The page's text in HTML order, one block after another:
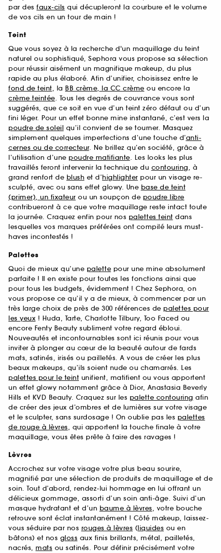
par des faux-cils qui décupleront la courbure et le volume
de vos cils en un tour de main !
Teint
Que vous soyez à la recherche d'un maquillage du teint
naturel ou sophistiqué, Sephora vous propose sa sélection
pour réussir aisément un magnifique makeup, du plus
rapide au plus élaboré. Afin d’unifier, choisissez entre le
fond de teint, la BB crème, la CC crème ou encore la
crème teintée. Tous les degrés de couvrance vous sont
suggérés, que ce soit en vue d’un teint zéro défaut ou d’un
fini léger. Pour un effet bonne mine instantané, c’est vers la
poudre de soleil qu’il convient de se tourner. Masquez
simplement quelques imperfections d’une touche d’anti-
cernes ou de correcteur. Ne brillez qu’en société, grâce à
l’utilisation d’une poudre matifiante. Les looks les plus
travaillés feront intervenir la technique du contouring, à
grand renfort de blush et d’highlighter pour un visage re-
sculpté, avec ou sans effet glowy. Une base de teint
(primer), un fixateur ou un soupçon de poudre libre
contribueront à ce que votre maquillage reste intact toute
la journée. Craquez enfin pour nos palettes teint dans
lesquelles vos marques préférées ont compilé leurs must-
haves incontestés !
Palettes
Quoi de mieux qu’une palette pour une mine absolument
parfaite ! Il en existe pour toutes les fonctions ainsi que
pour tous les budgets, évidemment ! Chez Sephora, on
vous propose ce qu’il y a de mieux, à commencer par un
très large choix de près de 300 références de palettes pour
les yeux ! Huda, Tarte, Charlotte Tilbury, Too Faced ou
encore Fenty Beauty subliment votre regard ébloui.
Nouveautés et incontournables sont ici réunis pour vous
inviter à plonger au cœur de la beauté autour de fards
mats, satinés, irisés ou pailletés. A vous de créer les plus
beaux makeups, qu’ils soient nude ou chamarrés. Les
palettes pour le teint unifient, matifient ou vous apportent
un effet glowy notamment grâce à Dior, Anastasia Beverly
Hills et KVD Beauty. Craquez sur les palette contouring afin
de créer des jeux d’ombres et de lumières sur votre visage
et le sculpter, sans surdosage ! On oublie pas les palettes
de rouge à lèvres, qui apportent la touche finale à votre
maquillage, vous êtes prête à faire des ravages !
Lèvres
Accrochez sur votre visage votre plus beau sourire,
magnifié par une sélection de produits de maquillage et de
soin. Tout d’abord, rendez-lui hommage en lui offrant un
délicieux gommage, assorti d’un soin anti-âge. Suivi d’un
masque hydratant et d’un baume à lèvres, votre bouche
retrouve sont éclat instantanément ! Côté makeup, laissez-
vous séduire par nos rouges à lèvres (liquides ou en
bâtons) et nos gloss aux finis brillants, métal, pailletés,
nacrés, mats ou satinés. Pour définir précisément votre